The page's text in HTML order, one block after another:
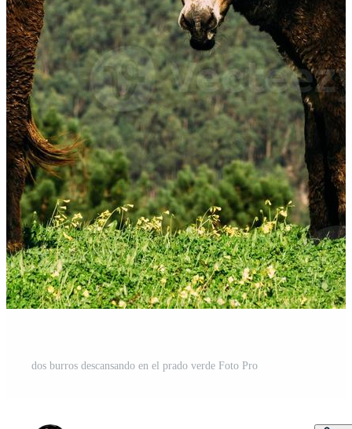
dos burros descansando en el prado verde Foto Pro